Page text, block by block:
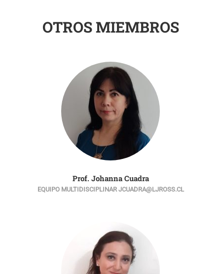
OTROS MIEMBROS
Prof. Johanna Cuadra
EQUIPO MULTIDISCIPLINAR JCUADRA@LJROSS.CL